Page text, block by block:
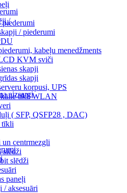
/
aizsargi
/ piederumi
kabeļu menedžments
KVM sviči
skapji
skapji
korpusi, UPS
tīkli WLAN
( SFP, QSFP28 , DAC)
tīkli
centrmezgli
slēdži
slēdži
paneļi
/ aksesuāri